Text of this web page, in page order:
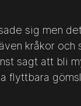
sig men
kråkor och
sagt att bli
flyttbara